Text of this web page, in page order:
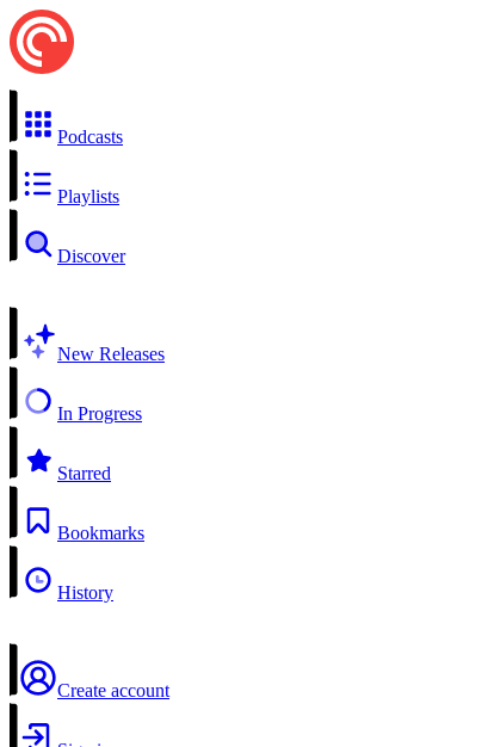
Podcasts
Playlists
Discover
New Releases
In Progress
Starred
Bookmarks
History
Create account